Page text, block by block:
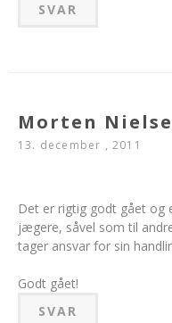
SVAR
Morten
13. december , 2011
Det er rigtig godt gået og
jægere, såvel som til
tager ansvar for sin
Godt gået!
SVAR